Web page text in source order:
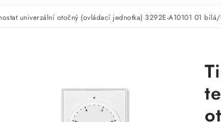
univerzální otočný (ovládací jednotka) 3292E-A10101 01